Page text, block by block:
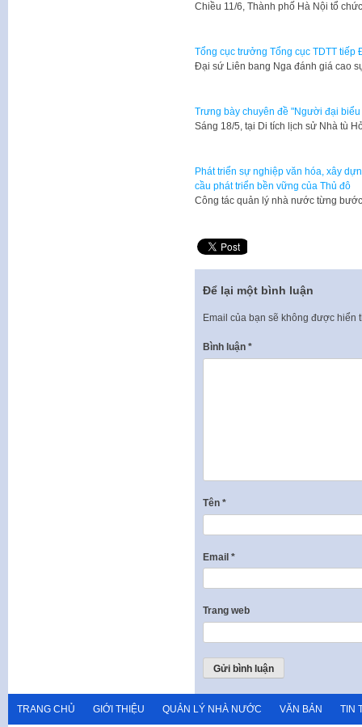
Chiều 11/6, Thành phố Hà Nội tổ
Tổng cục trưởng Tổng cục TDTT
Đại sứ Liên bang Nga đánh giá cao
Trưng bày chuyên đề "Người đại
Sáng 18/5, tại Di tích lịch sử Nhà tù
Phát triển sự nghiệp văn hóa, xây
cầu phát triển bền vững của Thủ đô
Công tác quản lý nhà nước từng
Để lại một bình luận
Email của bạn sẽ không được hiển
Bình luận *
Tên *
Email *
Trang web
TRANG CHỦ GIỚI THIỆU QUẢN LÝ NHÀ NƯỚC VĂN BẢN TIN